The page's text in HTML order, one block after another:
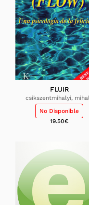
FLUIR
csikszentmihalyi,
No Disponible
19.50€